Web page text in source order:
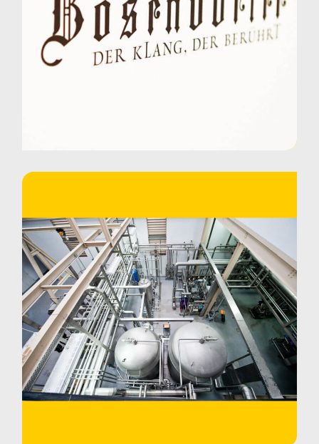
Comment la plus haute montagne
de Sibérie Orientale devient le
décor d’un film à succès.
EN SAVOIR PLUS